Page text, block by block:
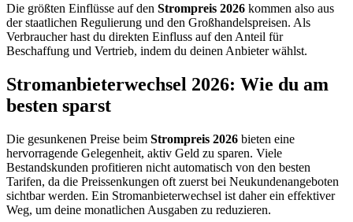
Die größten Einflüsse auf den Strompreis 2026 kommen also aus
der staatlichen Regulierung und den Großhandelspreisen. Als
Verbraucher hast du direkten Einfluss auf den Anteil für
Beschaffung und Vertrieb, indem du deinen Anbieter wählst.
Stromanbieterwechsel 2026: Wie du am
besten sparst
Die gesunkenen Preise beim Strompreis 2026 bieten eine
hervorragende Gelegenheit, aktiv Geld zu sparen. Viele
Bestandskunden profitieren nicht automatisch von den besten
Tarifen, da die Preissenkungen oft zuerst bei Neukundenangeboten
sichtbar werden. Ein Stromanbieterwechsel ist daher ein effektiver
Weg, um deine monatlichen Ausgaben zu reduzieren.